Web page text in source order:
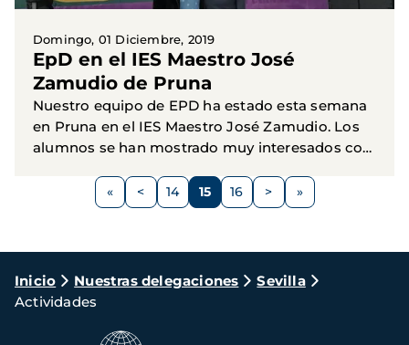
Domingo, 01 Diciembre, 2019
EpD en el IES Maestro José
Zamudio de Pruna
Nuestro equipo de EPD ha estado esta semana
en Pruna en el IES Maestro José Zamudio. Los
alumnos se han mostrado muy interesados con
muy comprometidos...
Paginación
Página
< Página
14 Página
15 Página
16
Siguiente
>
Ruta
de
navegación
Inicio Nuestras delegaciones
Sevilla
Actividades